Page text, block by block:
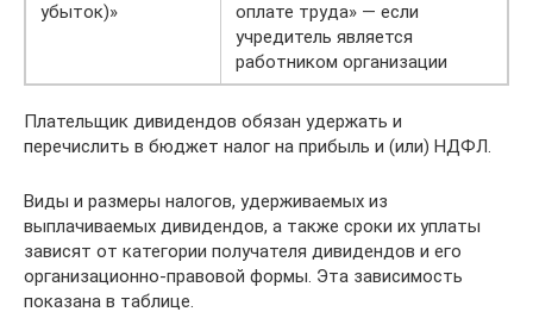
убыток)»
оплате труда» — если
учредитель является
работником организации
Плательщик дивидендов обязан удержать и
перечислить в бюджет налог на прибыль и (или) НДФЛ.
Виды и размеры налогов, удерживаемых из
выплачиваемых дивидендов, а также сроки их уплаты
зависят от категории получателя дивидендов и его
организационно-правовой формы. Эта зависимость
показана в таблице.